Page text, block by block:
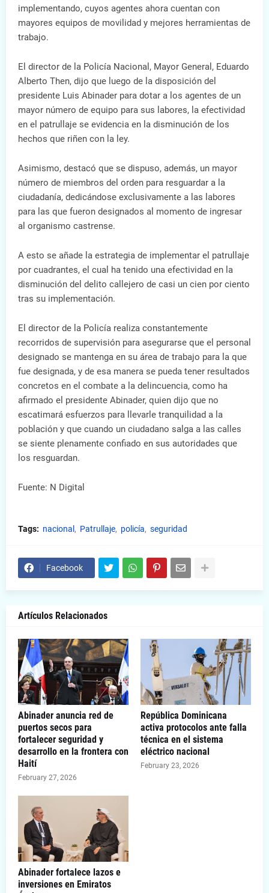
implementando, cuyos agentes ahora cuentan con
mayores equipos de movilidad y mejores herramientas de
trabajo.
El director de la Policía Nacional, Mayor General, Eduardo
Alberto Then, dijo que luego de la disposición del
presidente Luis Abinader para dotar a los agentes de un
mayor número de equipo para sus labores, la efectividad
en el patrullaje se evidencia en la disminución de los
hechos que riñen con la ley.
Asimismo, destacó que se dispuso, además, un mayor
número de miembros del orden para resguardar a la
ciudadanía, dedicándose exclusivamente a las labores
para las que fueron designados al momento de ingresar
al organismo castrense.
A esto se añade la estrategia de implementar el patrullaje
por cuadrantes, el cual ha tenido una efectividad en la
disminución del delito callejero de casi un cien por ciento
tras su implementación.
El director de la Policía realiza constantemente
recorridos de supervisión para asegurarse que el personal
designado se mantenga en su área de trabajo para la que
fue designada, y de esa manera se pueda tener resultados
concretos en el combate a la delincuencia, como ha
afirmado el presidente Abinader, quien dijo que no
escatimará esfuerzos para llevarle tranquilidad a la
población y que cuando un ciudadano salga a las calles
se siente plenamente confiado en sus autoridades que
los resguardan.
Fuente: N Digital
Tags: nacional Patrullaje policía seguridad
Facebook
Artículos Relacionados
Abinader anuncia red de
puertos secos para
fortalecer seguridad y
desarrollo en la frontera con
Haití
February 27, 2026
República Dominicana
activa protocolos ante falla
técnica en el sistema
eléctrico nacional
February 23, 2026
Abinader fortalece lazos e
inversiones en Emiratos